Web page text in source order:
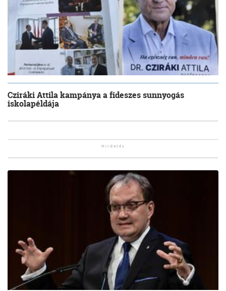
Cziráki Attila kampánya a fideszes sunnyogás
iskolapéldája